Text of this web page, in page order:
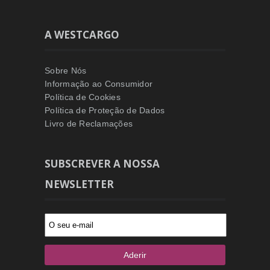
A WESTCARGO
Sobre Nós
Informação ao Consumidor
Política de Cookies
Política de Proteção de Dados
Livro de Reclamações
SUBSCREVER A NOSSA
NEWSLETTER